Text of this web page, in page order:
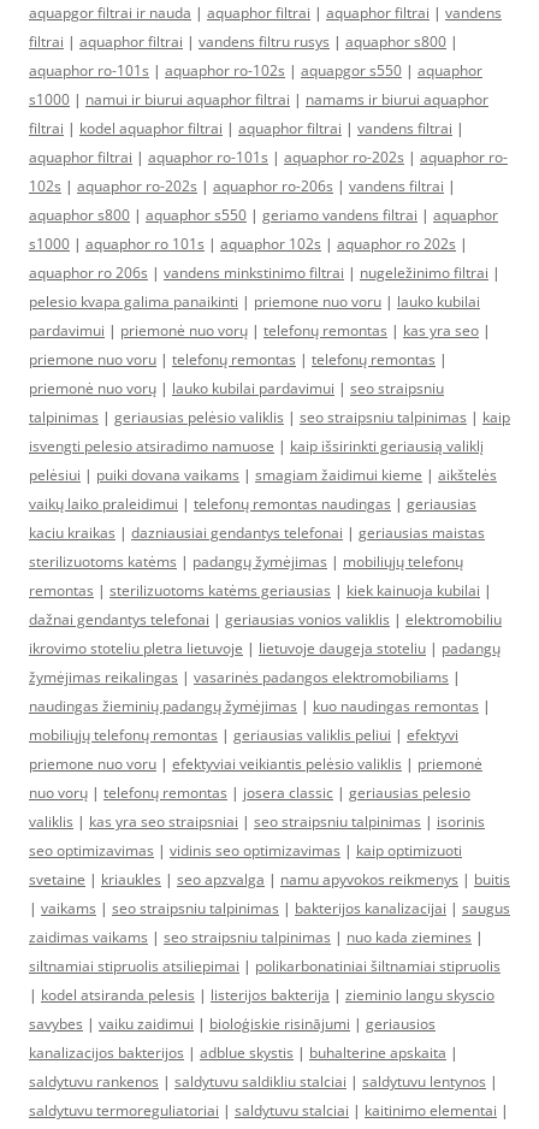
aquapgor filtrai ir nauda | aquaphor filtrai | aquaphor filtrai | vandens
filtrai | aquaphor filtrai | vandens filtru rusys | aquaphor s800 |
aquaphor ro-101s | aquaphor ro-102s | aquapgor s550 | aquaphor
s1000 | namui ir biurui aquaphor filtrai | namams ir biurui aquaphor
filtrai | kodel aquaphor filtrai | aquaphor filtrai | vandens filtrai |
aquaphor filtrai | aquaphor ro-101s | aquaphor ro-202s | aquaphor ro-
102s | aquaphor ro-202s | aquaphor ro-206s | vandens filtrai |
aquaphor s800 | aquaphor s550 | geriamo vandens filtrai | aquaphor
s1000 | aquaphor ro 101s | aquaphor 102s | aquaphor ro 202s |
aquaphor ro 206s | vandens minkstinimo filtrai | nugeležinimo filtrai |
pelesio kvapa galima panaikinti | priemone nuo voru | lauko kubilai
pardavimui | priemonė nuo vorų | telefonų remontas | kas yra seo |
priemone nuo voru | telefonų remontas | telefonų remontas |
priemonė nuo vorų | lauko kubilai pardavimui | seo straipsniu
talpinimas | geriausias pelėsio valiklis | seo straipsniu talpinimas | kaip
isvengti pelesio atsiradimo namuose | kaip išsirinkti geriausią valiklį
pelėsiui | puiki dovana vaikams | smagiam žaidimui kieme | aikštelės
vaikų laiko praleidimui | telefonų remontas naudingas | geriausias
kaciu kraikas | dazniausiai gendantys telefonai | geriausias maistas
sterilizuotoms katėms | padangų žymėjimas | mobiliųjų telefonų
remontas | sterilizuotoms katėms geriausias | kiek kainuoja kubilai |
dažnai gendantys telefonai | geriausias vonios valiklis | elektromobiliu
ikrovimo stoteliu pletra lietuvoje | lietuvoje daugeja stoteliu | padangų
žymėjimas reikalingas | vasarinės padangos elektromobiliams |
naudingas žieminių padangų žymėjimas | kuo naudingas remontas |
mobiliųjų telefonų remontas | geriausias valiklis peliui | efektyvi
priemone nuo voru | efektyviai veikiantis pelėsio valiklis | priemonė
nuo vorų | telefonų remontas | josera classic | geriausias pelesio
valiklis | kas yra seo straipsniai | seo straipsniu talpinimas | isorinis
seo optimizavimas | vidinis seo optimizavimas | kaip optimizuoti
svetaine | kriaukles | seo apzvalga | namu apyvokos reikmenys | buitis
| vaikams | seo straipsniu talpinimas | bakterijos kanalizacijai | saugus
zaidimas vaikams | seo straipsniu talpinimas | nuo kada ziemines |
siltnamiai stipruolis atsiliepimai | polikarbonatiniai šiltnamiai stipruolis
| kodel atsiranda pelesis | listerijos bakterija | zieminio langu skyscio
savybes | vaiku zaidimui | bioloģiskie risinājumi | geriausios
kanalizacijos bakterijos | adblue skystis | buhalterine apskaita |
saldytuvu rankenos | saldytuvu saldikliu stalciai | saldytuvu lentynos |
saldytuvu termoreguliatoriai | saldytuvu stalciai | kaitinimo elementai |